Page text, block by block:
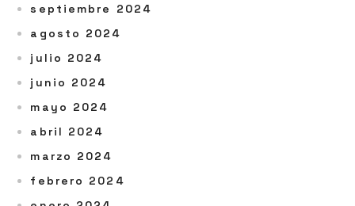
septiembre 2024
agosto 2024
julio 2024
junio 2024
mayo 2024
abril 2024
marzo 2024
febrero 2024